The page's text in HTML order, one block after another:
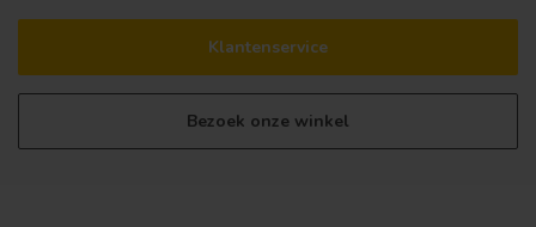
Klantenservice
Bezoek onze winkel